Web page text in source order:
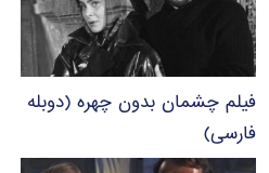
فیلم چشمان بدون چهره (دوبله
فارسی)